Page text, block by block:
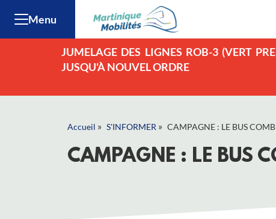
Menu
JUMELAGE DES LIGNES ROB-3 (VERT
JUSQU'À NOUVEL ORDRE
Accueil » S'INFORMER » CAMPAGNE : LE BUS
CAMPAGNE : LE BUS